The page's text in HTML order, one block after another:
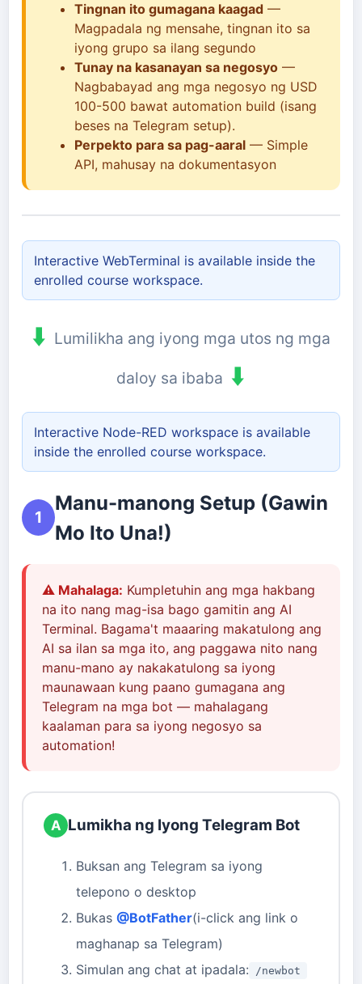
Tingnan ito gumagana kaagad —
Magpadala ng mensahe, tingnan ito sa
iyong grupo sa ilang segundo
Tunay na kasanayan sa negosyo —
Nagbabayad ang mga negosyo ng USD
100-500 bawat automation build (isang
beses na Telegram setup).
Perpekto para sa pag-aaral — Simple
API, mahusay na dokumentasyon
Interactive WebTerminal is available inside the
enrolled course workspace.
⬇️ Lumilikha ang iyong mga utos ng mga
daloy sa ibaba ⬇️
Interactive Node-RED workspace is available
inside the enrolled course workspace.
1
Manu-manong Setup (Gawin
Mo Ito Una!)
⚠️ Mahalaga: Kumpletuhin ang mga hakbang
na ito nang mag-isa bago gamitin ang AI
Terminal. Bagama't maaaring makatulong ang
AI sa ilan sa mga ito, ang paggawa nito nang
manu-mano ay nakakatulong sa iyong
maunawaan kung paano gumagana ang
Telegram na mga bot — mahalagang
kaalaman para sa iyong negosyo sa
automation!
A Lumikha ng Iyong Telegram Bot
Buksan ang Telegram sa iyong
telepono o desktop
Bukas @BotFather(i-click ang link o
maghanap sa Telegram)
Simulan ang chat at ipadala:
/newbot